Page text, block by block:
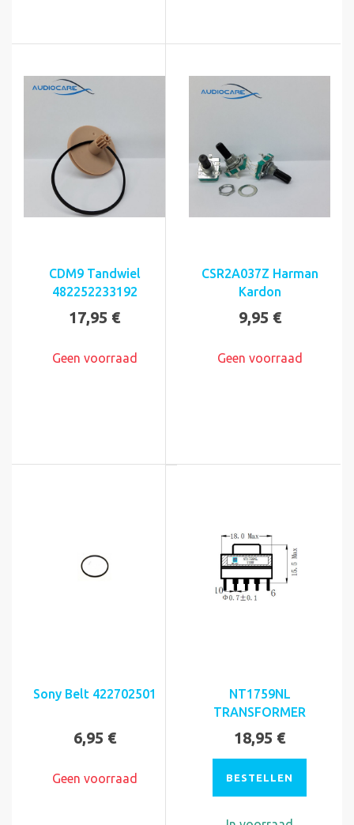
CDM9 Tandwiel
482252233192
17,95 €
Geen voorraad
CSR2A037Z Harman
Kardon
9,95 €
Geen voorraad
Sony Belt 422702501
6,95 €
Geen voorraad
NT1759NL
TRANSFORMER
18,95 €
BESTELLEN